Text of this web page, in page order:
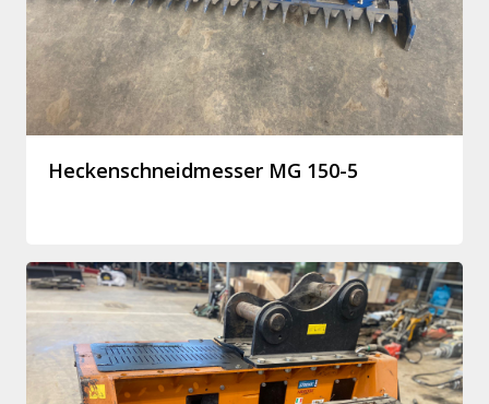
Heckenschneidmesser MG 150-5